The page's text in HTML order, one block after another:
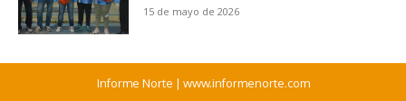
15 de mayo de 2026
Informe Norte | www.informenorte.com